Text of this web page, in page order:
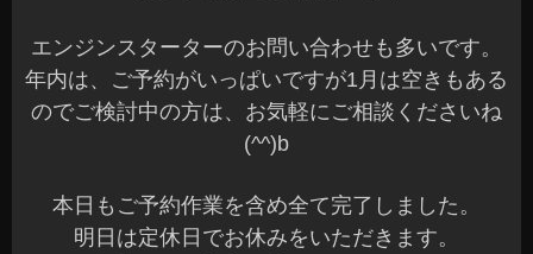
エンジンスターターのお問い合わせも多いです。
年内は、ご予約がいっぱいですが1月は空きもある
のでご検討中の方は、お気軽にご相談くださいね
(^^)b
本日もご予約作業を含め全て完了しました。
明日は定休日でお休みをいただきます。